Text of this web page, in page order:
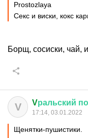
Prostozlaya
Секс и виски, кокс
Борщ, сосиски, чай,
V Vральский
17:14, 03.01.2022
Щенятки-пушистики.